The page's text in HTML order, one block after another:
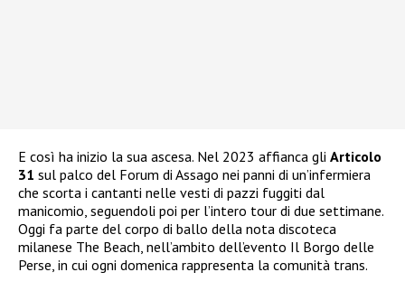
E così ha inizio la sua ascesa. Nel 2023 affianca gli Articolo
31 sul palco del Forum di Assago nei panni di un’infermiera
che scorta i cantanti nelle vesti di pazzi fuggiti dal
manicomio, seguendoli poi per l’intero tour di due settimane.
Oggi fa parte del corpo di ballo della nota discoteca
milanese The Beach, nell’ambito dell’evento Il Borgo delle
Perse, in cui ogni domenica rappresenta la comunità trans.